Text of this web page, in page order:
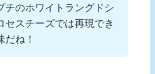
チのホワイトラングドシ
セスチーズでは再現でき
だね！